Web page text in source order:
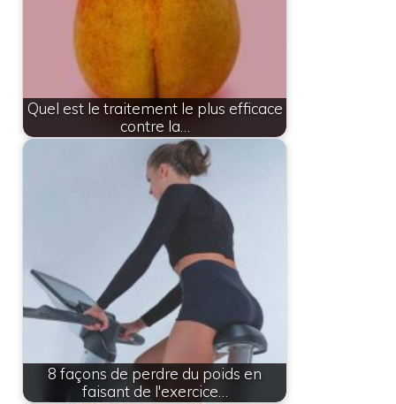
Quel est le traitement le plus efficace
contre la…
8 façons de perdre du poids en
faisant de l'exercice…